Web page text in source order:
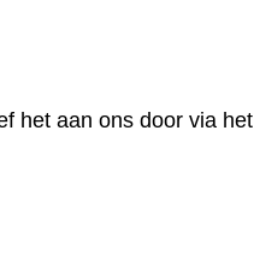
het aan ons door via het